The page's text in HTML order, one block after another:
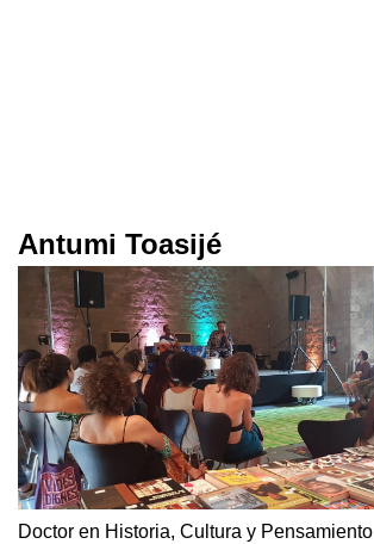
Antumi Toasijé
Doctor en Historia, Cultura y Pensamiento